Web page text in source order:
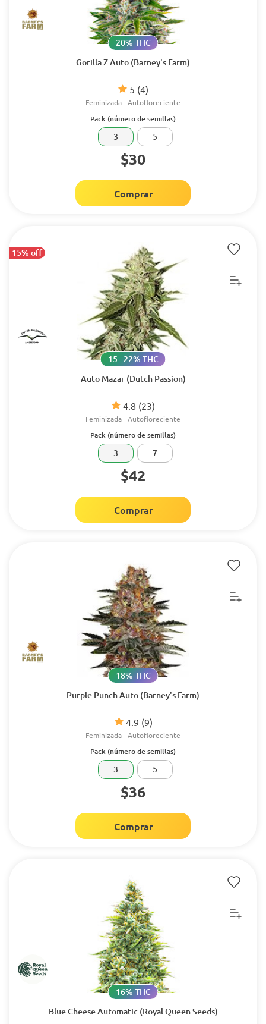
Gorilla Z Auto (Barney's Farm)
5 (4)
20% THC
Feminizada Autofloreciente
Pack (número de semillas)
3 5
$30
Comprar
15% off
Auto Mazar (Dutch Passion)
4.8 (23)
15 - 22% THC
Feminizada Autofloreciente
Pack (número de semillas)
3 7
$42
Comprar
Purple Punch Auto (Barney's Farm)
4.9 (9)
18% THC
Feminizada Autofloreciente
Pack (número de semillas)
3 5
$36
Comprar
Blue Cheese Automatic (Royal Queen Seeds)
16% THC